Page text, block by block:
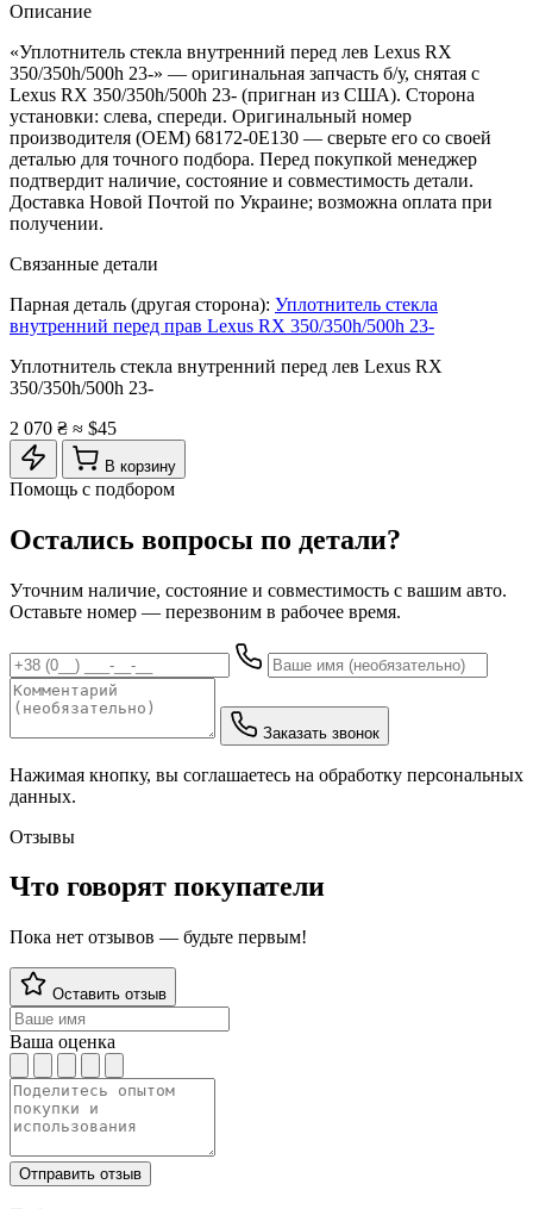
Описание
«Уплотнитель стекла внутренний перед лев Lexus RX
350/350h/500h 23-» — оригинальная запчасть б/у, снятая с
Lexus RX 350/350h/500h 23- (пригнан из США). Сторона
установки: слева, спереди. Оригинальный номер
производителя (OEM) 68172-0E130 — сверьте его со своей
деталью для точного подбора. Перед покупкой менеджер
подтвердит наличие, состояние и совместимость детали.
Доставка Новой Почтой по Украине; возможна оплата при
получении.
Связанные детали
Парная деталь (другая сторона): Уплотнитель стекла
внутренний перед прав Lexus RX 350/350h/500h 23-
Уплотнитель стекла внутренний перед лев Lexus RX
350/350h/500h 23-
2 070 ₴ ≈ $45
В корзину
Помощь с подбором
Остались вопросы по детали?
Уточним наличие, состояние и совместимость с вашим авто.
Оставьте номер — перезвоним в рабочее время.
Заказать звонок
Нажимая кнопку, вы соглашаетесь на обработку персональных
данных.
Отзывы
Что говорят покупатели
Пока нет отзывов — будьте первым!
Оставить отзыв
Ваша оценка
Отправить отзыв